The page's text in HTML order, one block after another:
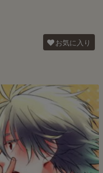
お気に入り